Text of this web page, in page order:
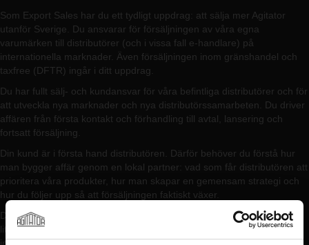
Som Export Sales har du ett tydligt uppdrag: att sälja mer Agitator
utanför Sverige. Du ansvarar för försäljningen av våra egna
varumärken till distributörer (och i vissa fall e-handlare) på
internationella marknader. Även försäljningen inom gränshandel och
taxfree (DFTR) ingår i ditt uppdrag.
Du har fullt sälj- och kundansvar för våra befintliga distributörer och för
att utveckla nya marknader och nya distributörssamarbeten. Du driver
affären från första kontakt och förhandling till avtal, lansering och
fortsatt försäljning.
Din kund är i första hand distributören. Därför behöver du förstå hur
man bygger affär genom en lokal partner: vad som får distributören att
prioritera våra produkter, hur man skapar en gemensam strategi och
hur du följer upp så att försäljningen faktiskt växer.
Du utgår från vårt kontor på Upplandsgatan i Stockholm. Teamet är
litet och du jobbar nära VD men utan eget personalansvar. Resor till